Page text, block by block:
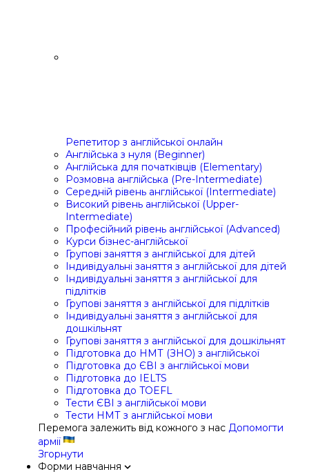
Репетитор з англійської онлайн
Англійська з нуля (Beginner)
Англійська для початківців (Elementary)
Розмовна англійська (Pre-Intermediate)
Середній рівень англійської (Intermediate)
Високий рівень англійської (Upper-
Intermediate)
Професійний рівень англійської (Advanced)
Курси бізнес-англійської
Групові заняття з англійської для дітей
Індивідуальні заняття з англійської для дітей
Індивідуальні заняття з англійської для
підлітків
Групові заняття з англійської для підлітків
Індивідуальні заняття з англійської для
дошкільнят
Групові заняття з англійської для дошкільнят
Підготовка до НМТ (ЗНО) з англійської
Підготовка до ЄВІ з англійської мови
Підготовка до IELTS
Підготовка до TOEFL
Тести ЄВІ з англійської мови
Тести НМТ з англійської мови
Перемога залежить від кожного з нас Допомогти
армії
Згорнути
Форми навчання